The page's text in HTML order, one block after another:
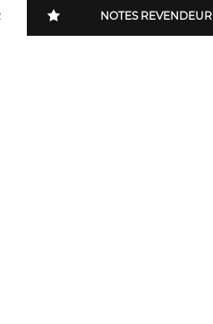
NOTES REVENDEUR